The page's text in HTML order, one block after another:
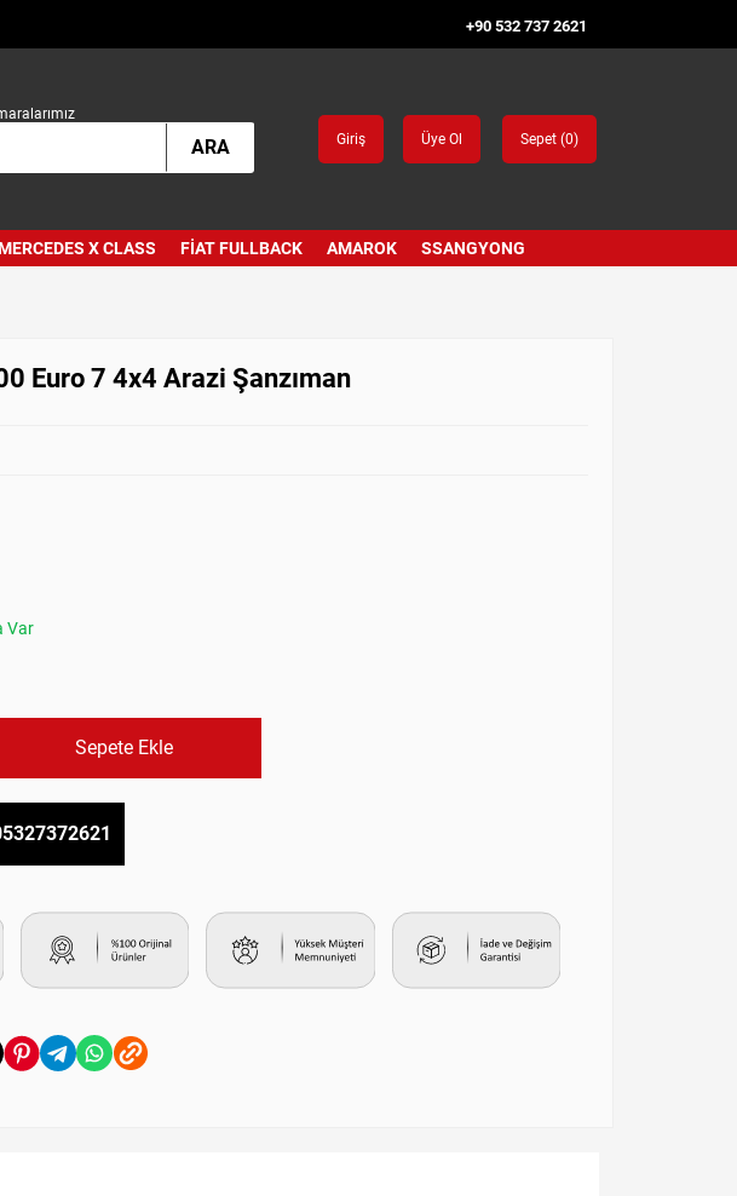
+90 532 737 2621
ARA Giriş Üye Ol Sepet (0)
X CLASS FIAT FULLBACK AMAROK SSANGYONG
Euro 7 4x4 Arazi Şanzıman
Var
Sepete Ekle